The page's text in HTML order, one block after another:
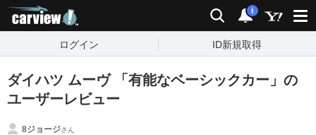
検索 通知
i
ログイン ID新規取得
ダイハツ ムーヴ 「有能なベーシックカー」の
ユーザーレビュー
8ジョージさん